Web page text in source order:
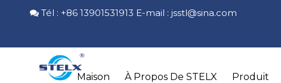
 Tél : +86 13901531913 E-mail : jsstl@sina.com
Maison À Propos De STELX Produit